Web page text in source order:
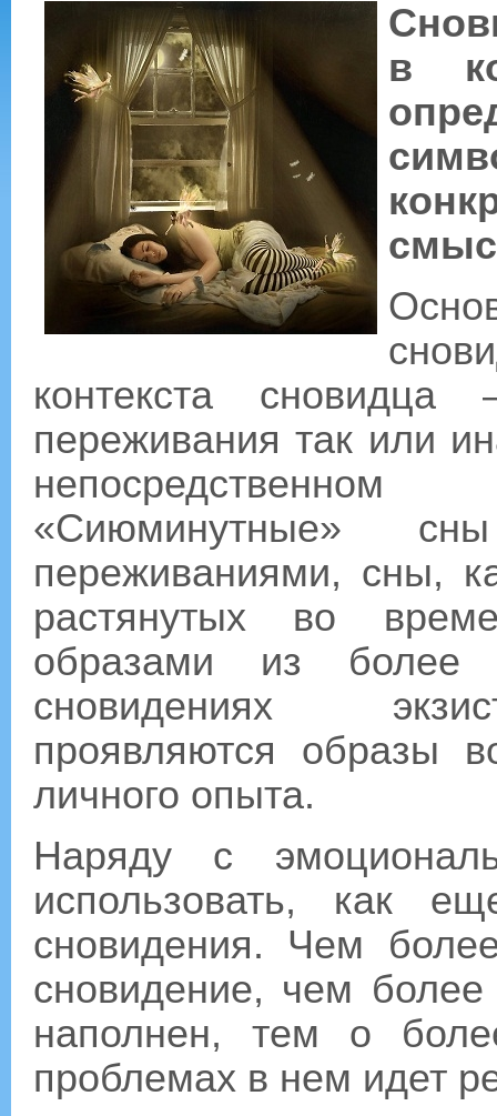
в
контекста
переживания так или
«Сиюминутные»
переживаниями, сны,
растянутых во
образами из более
сновидениях
проявляются образы
личного опыта.
Наряду с
использовать, как
сновидения. Чем
сновидение, чем
наполнен, тем о
проблемах в нем идет